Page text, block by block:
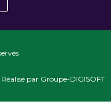
Réalisé par Groupe-DIGISOFT